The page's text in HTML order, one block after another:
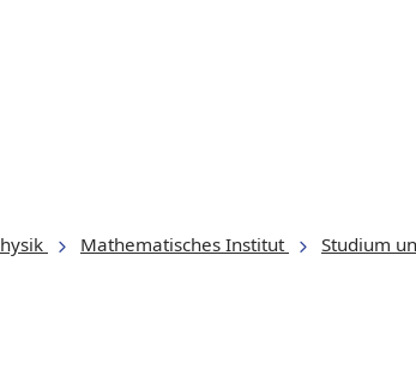
Mathematisches Institut Studium